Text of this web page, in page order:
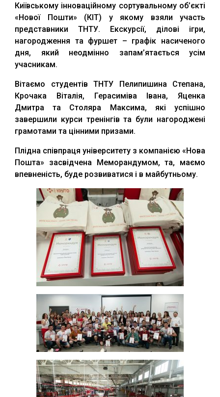
Київському інноваційному сортувальному об’єкті
«Нової Пошти» (КІТ) у якому взяли участь
представники ТНТУ. Екскурсії, ділові ігри,
нагородження та фуршет – графік насиченого
дня, який неодмінно запам’ятається усім
учасникам.
Вітаємо студентів ТНТУ Пелипишина Степана,
Крочака Віталія, Герасиміва Івана, Яценка
Дмитра та Столяра Максима, які успішно
завершили курси тренінгів та були нагороджені
грамотами та цінними призами.
Плідна співпраця університету з компанією «Нова
Пошта» засвідчена Меморандумом, та, маємо
впевненість, буде розвиватися і в майбутньому.